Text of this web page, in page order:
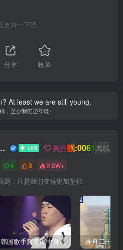
支持一下吧
分享 收藏
At least we are still young.
，至少我们还年轻
闻助手 关注靓:0061 离线
4 3 2.8W+
易，只是我们变得更加坚强
韩国歌手辉星家中身亡，终年43岁，警方调查死因